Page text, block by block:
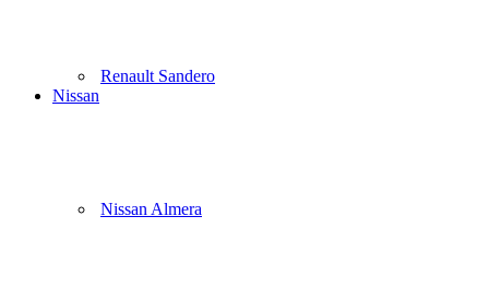
Renault Sandero
Nissan
Nissan Almera